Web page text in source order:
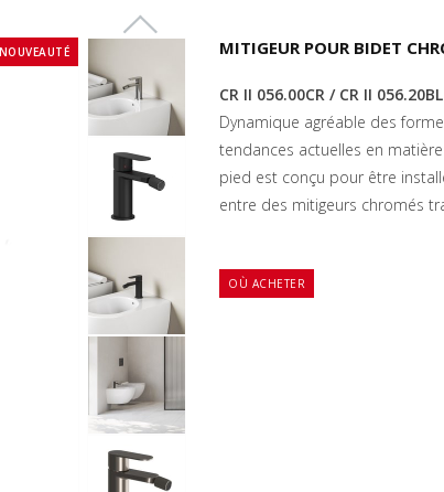
NOUVEAUTÉ MITIGEUR POUR BIDET
CR II 056.00CR / CR II
Dynamique agréable des
tendances actuelles en
pied est conçu pour être
entre des mitigeurs chromés
OÙ ACHETER